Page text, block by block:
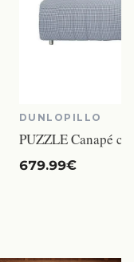
DUNLOPILLO
679.99€